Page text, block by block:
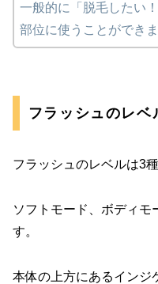
一般的に「脱毛したい
部位に使うことができま
フラッシュのレベ
フラッシュのレベルは3
ソフトモード、ボディモ
す。
本体の上方にあるインジ